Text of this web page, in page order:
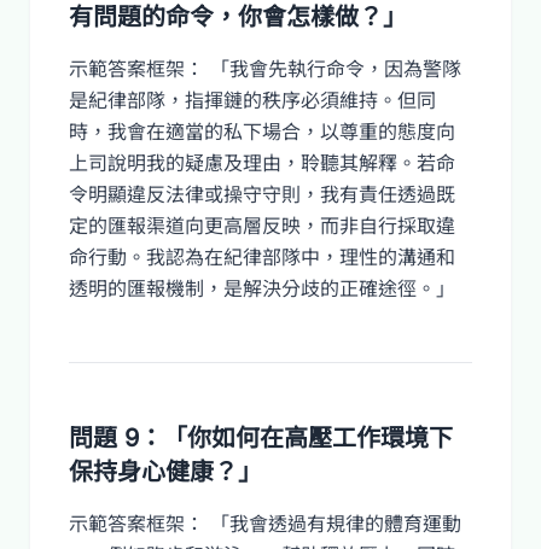
有問題的命令，你會怎樣做？」
示範答案框架： 「我會先執行命令，因為警隊
是紀律部隊，指揮鏈的秩序必須維持。但同
時，我會在適當的私下場合，以尊重的態度向
上司說明我的疑慮及理由，聆聽其解釋。若命
令明顯違反法律或操守守則，我有責任透過既
定的匯報渠道向更高層反映，而非自行採取違
命行動。我認為在紀律部隊中，理性的溝通和
透明的匯報機制，是解決分歧的正確途徑。」
問題 9：「你如何在高壓工作環境下
保持身心健康？」
示範答案框架： 「我會透過有規律的體育運動